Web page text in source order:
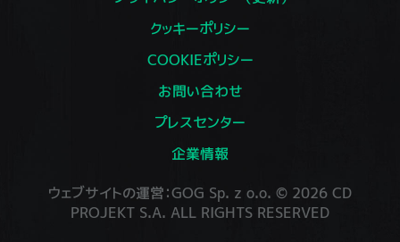
クッキーポリシー
COOKIEポリシー
お問い合わせ
プレスセンター
企業情報
ウェブサイトの運営：GOG Sp. z o.o. © 2026 CD
PROJEKT S.A. ALL RIGHTS RESERVED